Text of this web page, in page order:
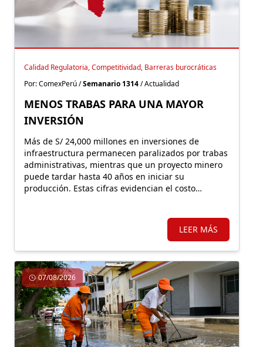
Calidad Regulatoria, Competitividad, Barreras burocráticas
Por: ComexPerú /Semanario 1314/ Actualidad
MENOS TRABAS PARA UNA MAYOR
INVERSIÓN
Más de S/ 24,000 millones en inversiones de
infraestructura permanecen paralizados por trabas
administrativas, mientras que un proyecto minero
puede tardar hasta 40 años en iniciar su
producción. Estas cifras evidencian el costo
los principales motores de crecimiento.
LEER MÁS
07/08/2026